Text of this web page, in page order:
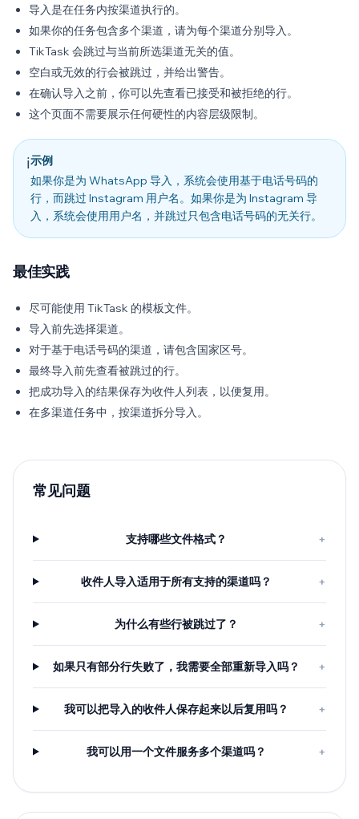
导入是在任务内按渠道执行的。
如果你的任务包含多个渠道，请为每个渠道分别导入。
TikTask 会跳过与当前所选渠道无关的值。
空白或无效的行会被跳过，并给出警告。
在确认导入之前，你可以先查看已接受和被拒绝的行。
这个页面不需要展示任何硬性的内容层级限制。
ℹ️示例
如果你是为 WhatsApp 导入，系统会使用基于电话号码的
行，而跳过 Instagram 用户名。如果你是为 Instagram 导
入，系统会使用用户名，并跳过只包含电话号码的无关行。
最佳实践
尽可能使用 TikTask 的模板文件。
导入前先选择渠道。
对于基于电话号码的渠道，请包含国家区号。
最终导入前先查看被跳过的行。
把成功导入的结果保存为收件人列表，以便复用。
在多渠道任务中，按渠道拆分导入。
常见问题
支持哪些文件格式？ +
收件人导入适用于所有支持的渠道吗？ +
为什么有些行被跳过了？ +
如果只有部分行失败了，我需要全部重新导入吗？ +
我可以把导入的收件人保存起来以后复用吗？ +
我可以用一个文件服务多个渠道吗？ +